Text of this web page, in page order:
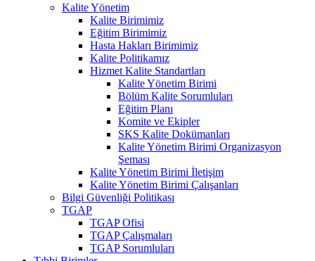
Kalite Yönetim
Kalite Birimimiz
Eğitim Birimimiz
Hasta Hakları Birimimiz
Kalite Politikamız
Hizmet Kalite Standartları
Kalite Yönetim Birimi
Bölüm Kalite Sorumluları
Eğitim Planı
Komite ve Ekipler
SKS Kalite Dokümanları
Kalite Yönetim Birimi Organizasyon
Şeması
Kalite Yönetim Birimi İletişim
Kalite Yönetim Birimi Çalışanları
Bilgi Güvenliği Politikası
TGAP
TGAP Ofisi
TGAP Çalışmaları
TGAP Sorumluları